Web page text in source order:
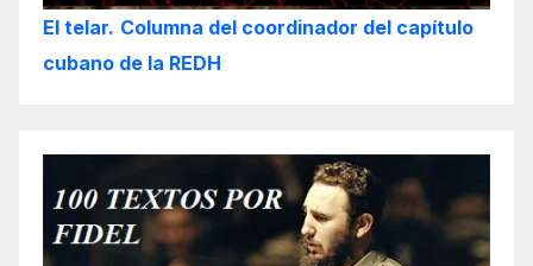
El telar. Columna del coordinador del capítulo
cubano de la REDH